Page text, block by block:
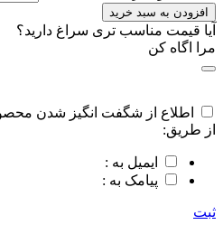
افزودن به سبد خرید
آیا قیمت مناسب تری سراغ دارید؟
مرا اگاه کن
اطلاع از شگفت انگیز شدن
از طریق:
ایمیل به :
پیامک به :
ثبت